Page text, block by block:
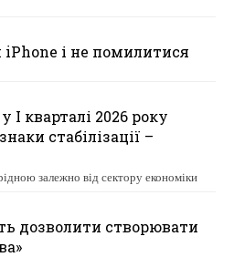
і не помилитися
І кварталі 2026 року
стабілізації –
залежно від сектору економіки
дозволити створювати